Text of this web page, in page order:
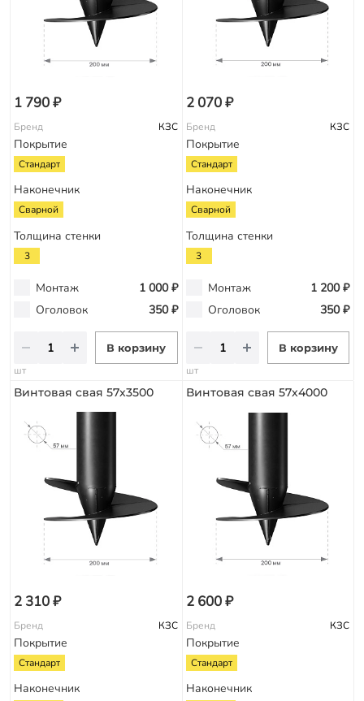
1 790 ₽
Бренд КЗС
Покрытие
Стандарт
Наконечник
Сварной
Толщина стенки
3
Монтаж
1 000 ₽
Оголовок
350 ₽
В корзину
шт
2 070 ₽
Бренд КЗС
Покрытие
Стандарт
Наконечник
Сварной
Толщина стенки
3
Монтаж
1 200 ₽
Оголовок
350 ₽
В корзину
шт
Винтовая свая 57х3500
2 310 ₽
Бренд КЗС
Покрытие
Стандарт
Наконечник
Винтовая свая 57х4000
2 600 ₽
Бренд КЗС
Покрытие
Стандарт
Наконечник